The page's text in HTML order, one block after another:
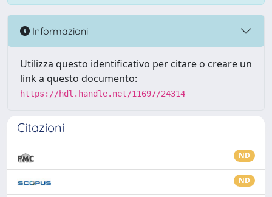
Informazioni
Utilizza questo identificativo per citare o creare un
link a questo documento:
https://hdl.handle.net/11697/24314
Citazioni
ND
ND